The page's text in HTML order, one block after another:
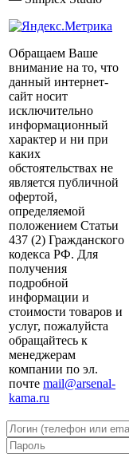
Обращаем Ваше
внимание на то, что
данный интернет-
сайт носит
исключительно
информационный
характер и ни при
каких
обстоятельствах не
является публичной
офертой,
определяемой
положением Статьи
437 (2) Гражданского
кодекса РФ. Для
получения
подробной
информации и
стоимости товаров и
услуг, пожалуйста
обращайтесь к
менеджерам
компании по эл.
почте mail@arsenal-
kama.ru